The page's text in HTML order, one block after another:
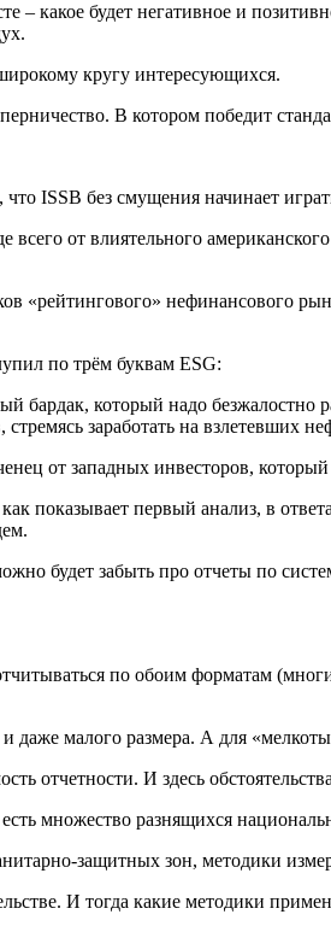
какое будет негативное и
кругу интересующихся.
В котором победит
без смущения начинает играть
от влиятельного
«рейтингового» нефинансового
по трём буквам ESG:
бардак, который надо
заработать на взлетевших
от западных инвесторов,
показывает первый анализ, в
будет забыть про отчеты по
по обоим форматам
даже малого размера. А для
И здесь
множество разнящихся
защитных зон, методики
И тогда какие методики